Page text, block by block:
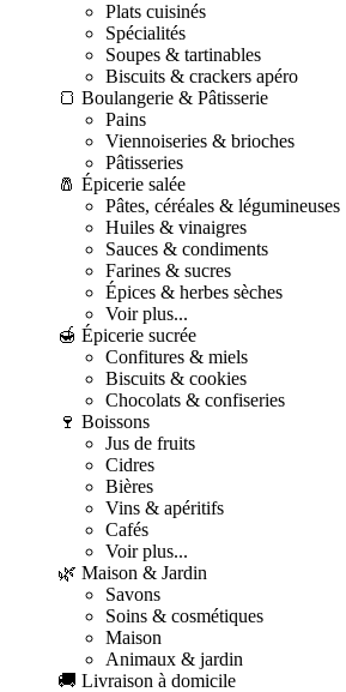
Plats cuisinés
Spécialités
Soupes & tartinables
Biscuits & crackers apéro
🍞 Boulangerie & Pâtisserie
Pains
Viennoiseries & brioches
Pâtisseries
🧂 Épicerie salée
Pâtes, céréales & légumineuses
Huiles & vinaigres
Sauces & condiments
Farines & sucres
Épices & herbes sèches
Voir plus...
🍯 Épicerie sucrée
Confitures & miels
Biscuits & cookies
Chocolats & confiseries
🍷 Boissons
Jus de fruits
Cidres
Bières
Vins & apéritifs
Cafés
Voir plus...
🌿 Maison & Jardin
Savons
Soins & cosmétiques
Maison
Animaux & jardin
🚚 Livraison à domicile